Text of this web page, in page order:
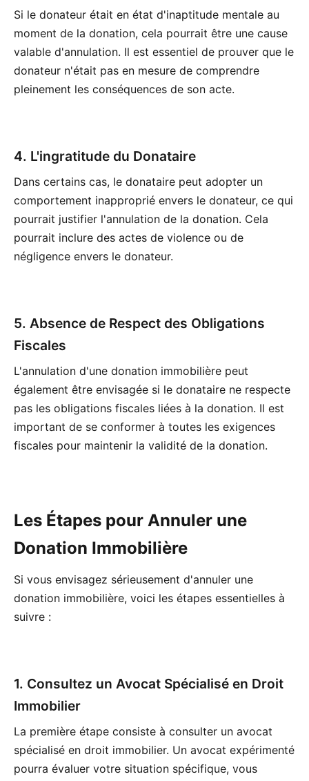
Si le donateur était en état d'inaptitude mentale au
moment de la donation, cela pourrait être une cause
valable d'annulation. Il est essentiel de prouver que le
donateur n'était pas en mesure de comprendre
pleinement les conséquences de son acte.
4. L'ingratitude du Donataire
Dans certains cas, le donataire peut adopter un
comportement inapproprié envers le donateur, ce qui
pourrait justifier l'annulation de la donation. Cela
pourrait inclure des actes de violence ou de
négligence envers le donateur.
5. Absence de Respect des Obligations
Fiscales
L'annulation d'une donation immobilière peut
également être envisagée si le donataire ne respecte
pas les obligations fiscales liées à la donation. Il est
important de se conformer à toutes les exigences
fiscales pour maintenir la validité de la donation.
Les Étapes pour Annuler une
Donation Immobilière
Si vous envisagez sérieusement d'annuler une
donation immobilière, voici les étapes essentielles à
suivre :
1. Consultez un Avocat Spécialisé en Droit
Immobilier
La première étape consiste à consulter un avocat
spécialisé en droit immobilier. Un avocat expérimenté
pourra évaluer votre situation spécifique, vous